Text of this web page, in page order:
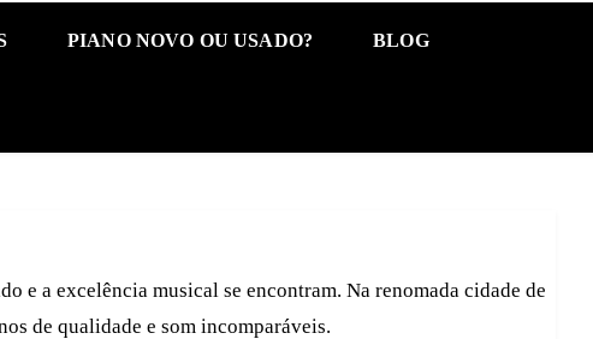
PIANO NOVO OU USADO? BLOG
e a excelência musical se encontram. Na renomada cidade de
de qualidade e som incomparáveis.